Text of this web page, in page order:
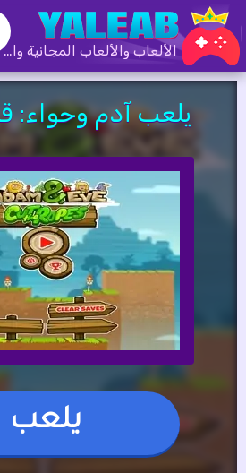
الألعاب والألعاب المجانية والألعاب عبر الإنترنت
يلعب آدم وحواء:
يلعب